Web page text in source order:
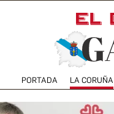
PORTADA LA CORUÑA